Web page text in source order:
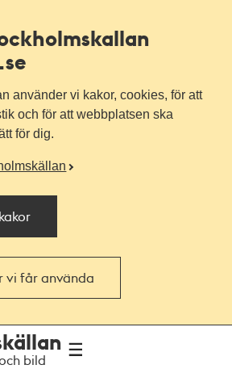
använder vi kakor, cookies, för att
och för att webbplatsen ska
för dig.
vi får använda
bild